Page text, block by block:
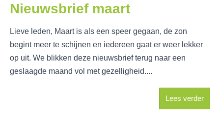
Nieuwsbrief maart
Lieve leden, Maart is als een speer gegaan, de zon
begint meer te schijnen en iedereen gaat er weer lekker
op uit. We blikken deze nieuwsbrief terug naar een
geslaagde maand vol met gezelligheid....
Lees verder